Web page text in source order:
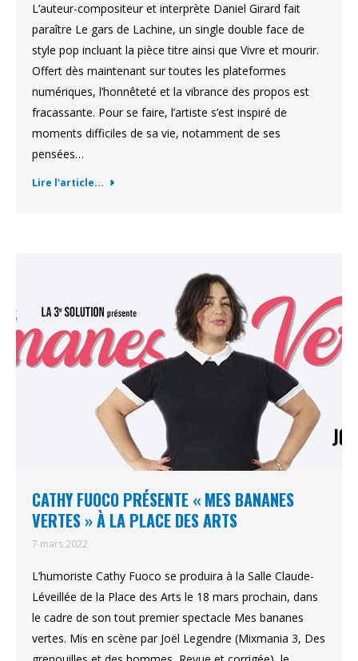
L’auteur-compositeur et interprète Daniel Girard fait
paraître Le gars de Lachine, un single double face de
style pop incluant la pièce titre ainsi que Vivre et mourir.
Offert dès maintenant sur toutes les plateformes
numériques, l’honnêteté et la vibrance des propos est
fracassante. Pour se faire, l’artiste s’est inspiré de
moments difficiles de sa vie, notamment de ses
pensées…
Lire l'article...
CATHY FUOCO PRÉSENTE « MES BANANES
VERTES » À LA PLACE DES ARTS
7 mars 2022
L’humoriste Cathy Fuoco se produira à la Salle Claude-
Léveillée de la Place des Arts le 18 mars prochain, dans
le cadre de son tout premier spectacle Mes bananes
vertes. Mis en scène par Joël Legendre (Mixmania 3, Des